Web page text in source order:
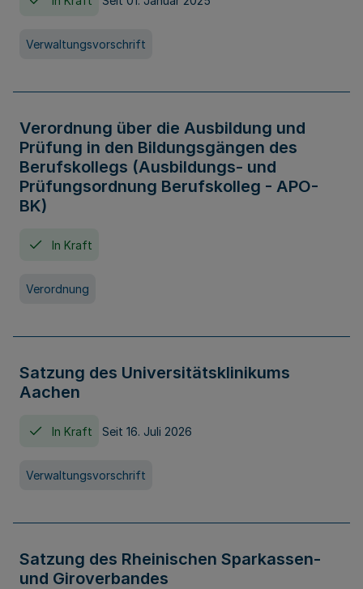
Verwaltungsvorschrift
Verordnung über die Ausbildung und
Prüfung in den Bildungsgängen des
Berufskollegs (Ausbildungs- und
Prüfungsordnung Berufskolleg - APO-
BK)
In Kraft
Verordnung
Satzung des Universitätsklinikums
Aachen
In Kraft Seit 16. Juli 2026
Verwaltungsvorschrift
Satzung des Rheinischen Sparkassen-
und Giroverbandes